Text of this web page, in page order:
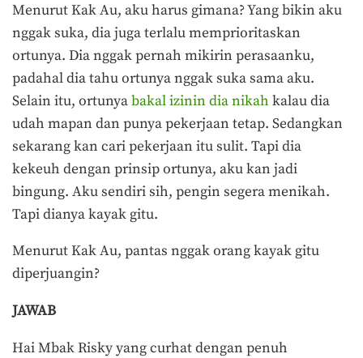
Menurut Kak Au, aku harus gimana? Yang bikin aku
nggak suka, dia juga terlalu memprioritaskan
ortunya. Dia nggak pernah mikirin perasaanku,
padahal dia tahu ortunya nggak suka sama aku.
Selain itu, ortunyabakal izinin dia nikah kalau dia
udah mapan dan punya pekerjaan tetap. Sedangkan
sekarang kan cari pekerjaan itu sulit. Tapi dia
kekeuh dengan prinsip ortunya, aku kan jadi
bingung. Aku sendiri sih, pengin segera menikah.
Tapi dianya kayak gitu.
Menurut Kak Au, pantas nggak orang kayak gitu
diperjuangin?
JAWAB
Hai Mbak Risky yang curhat dengan penuh